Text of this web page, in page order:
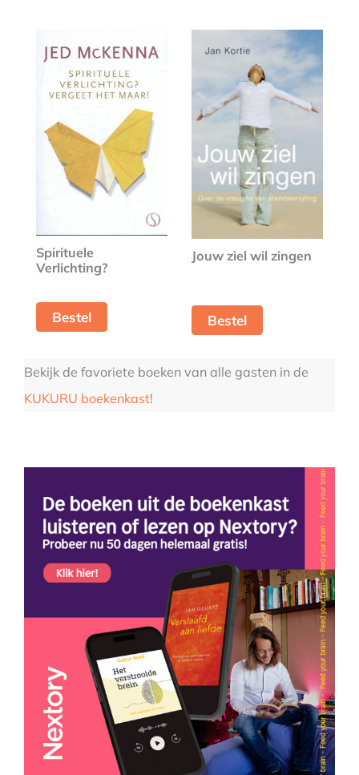
Spirituele
Verlichting?
Bestel
Jouw ziel wil zingen
Bestel
Bekijk de favoriete boeken van alle gasten in de
KUKURU boekenkast!